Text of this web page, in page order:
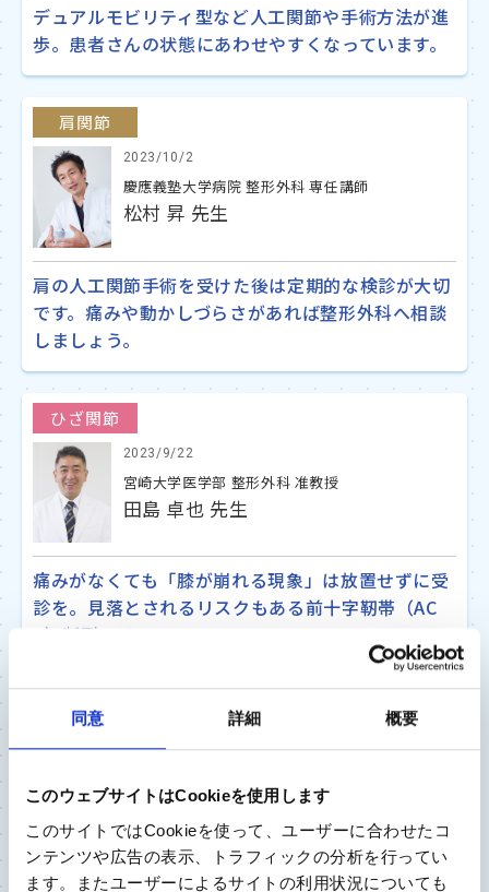
同意 詳細 概要
このウェブサイトはCookieを使用します
このサイトではCookieを使って、ユーザーに合わせたコ
ンテンツや広告の表示、トラフィックの分析を行ってい
ます。またユーザーによるサイトの利用状況についても
デュアルモビリティ型など人工関節や手術方法が進
歩。患者さんの状態にあわせやすくなっています。
肩関節
2023/10/2
慶應義塾大学病院 整形外科 専任講師
松村 昇 先生
肩の人工関節手術を受けた後は定期的な検診が大切
です。痛みや動かしづらさがあれば整形外科へ相談
しましょう。
ひざ関節
2023/9/22
宮崎大学医学部 整形外科 准教授
田島 卓也 先生
痛みがなくても「膝が崩れる現象」は放置せずに受
診を。見落とされるリスクもある前十字靭帯（AC
L）断裂とは？
股関節
2023/9/13
形外科医長
割田 敏朗 先生
股関節の痛み 我慢しないで 早期の受診で納得の